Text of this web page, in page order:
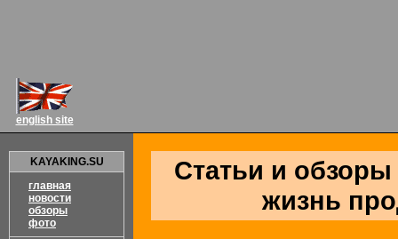
english site
KAYAKING.SU
главная
новости
обзоры
фото
Статьи и
жизнь